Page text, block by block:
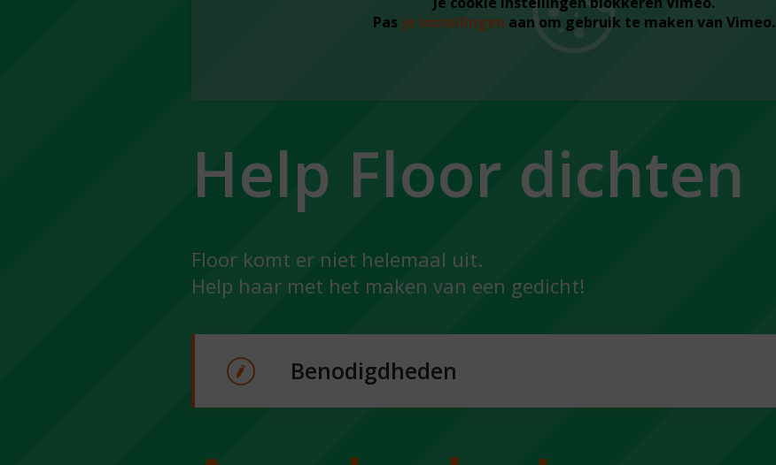
Pas je instellingen aan om gebruik te maken van Vimeo.
Help Floor dichten
Floor komt er niet helemaal uit.
Help haar met het maken van een gedicht!
Benodigdheden